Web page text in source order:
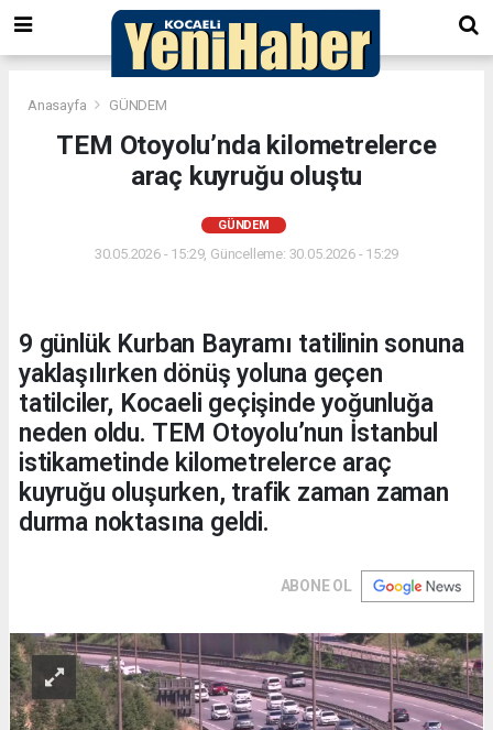
Anasayfa GÜNDEM
TEM Otoyolu’nda kilometrelerce
araç kuyruğu oluştu
GÜNDEM
30.05.2026 - 15:29, Güncelleme: 30.05.2026 - 15:29
9 günlük Kurban Bayramı tatilinin sonuna
yaklaşılırken dönüş yoluna geçen
tatilciler, Kocaeli geçişinde yoğunluğa
neden oldu. TEM Otoyolu’nun İstanbul
istikametinde kilometrelerce araç
kuyruğu oluşurken, trafik zaman zaman
durma noktasına geldi.
ABONE OL